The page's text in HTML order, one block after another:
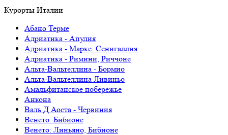
Курорты Италии
Абано Терме
Адриатика - Апулия
Адриатика - Марке: Сенигаллия
Адриатика - Римини, Риччоне
Альта-Вальтеллина - Бормио
Альта-Вальтеллина Ливиньо
Амальфитанское побережье
Анкона
Валь Д Аоста - Червиния
Венето: Бибионе
Венето: Линьяно, Бибионе